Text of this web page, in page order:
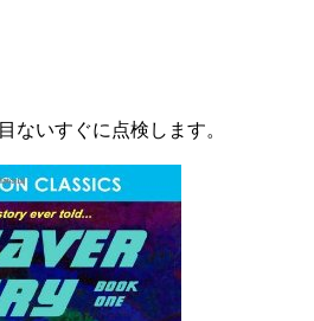
ないすぐに点検します。